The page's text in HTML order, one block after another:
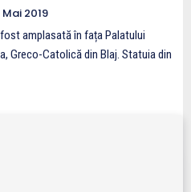
Mai 2019
amplasată în fața Palatului
Greco-Catolică din Blaj. Statuia din